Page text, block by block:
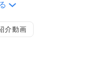
１〜４が全て繋がった
介動画